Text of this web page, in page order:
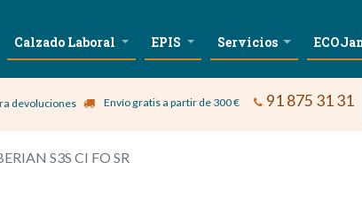
Calzado Laboral EPIS Servicios
devoluciones Envío gratis a partir de 300 € 91 875 31 31
S3S CI FO SR